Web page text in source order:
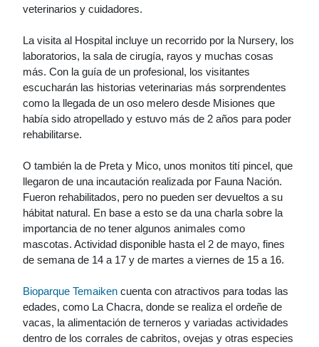
veterinarios y cuidadores.
La visita al Hospital incluye un recorrido por la Nursery, los
laboratorios, la sala de cirugía, rayos y muchas cosas
más. Con la guía de un profesional, los visitantes
escucharán las historias veterinarias más sorprendentes
como la llegada de un oso melero desde Misiones que
había sido atropellado y estuvo más de 2 años para poder
rehabilitarse.
O también la de Preta y Mico, unos monitos tití pincel, que
llegaron de una incautación realizada por Fauna Nación.
Fueron rehabilitados, pero no pueden ser devueltos a su
hábitat natural. En base a esto se da una charla sobre la
importancia de no tener algunos animales como
mascotas. Actividad disponible hasta el 2 de mayo, fines
de semana de 14 a 17 y de martes a viernes de 15 a 16.
Bioparque Temaiken cuenta con atractivos para todas las
edades, como La Chacra, donde se realiza el ordeñe de
vacas, la alimentación de terneros y variadas actividades
dentro de los corrales de cabritos, ovejas y otras especies